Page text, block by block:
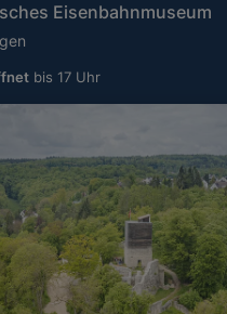
Eisenbahnmuseum
bis 17 Uhr